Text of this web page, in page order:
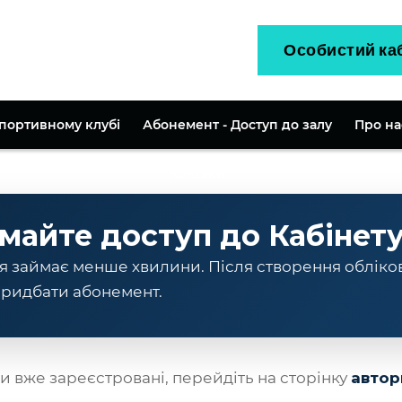
Особистий
клубі Абонемент - Доступ до залу Про
доступ до
займає менше хвилини. Після створення
абонемент.
вже зареєстровані, перейдіть на сторінку